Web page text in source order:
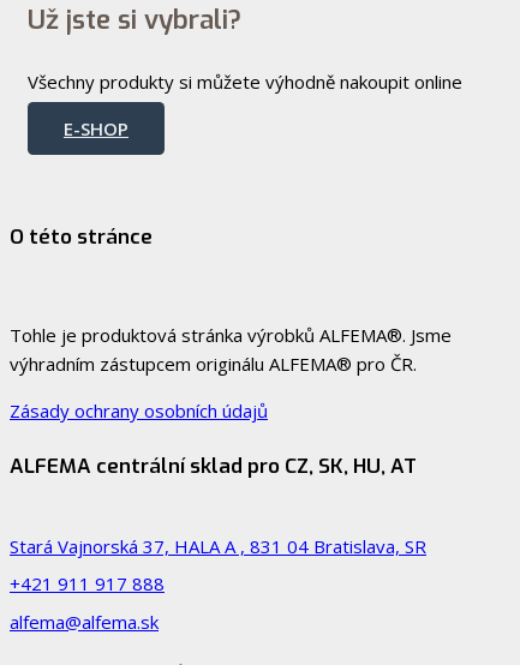
Už jste si vybrali?
Všechny produkty si můžete výhodně nakoupit online
E-SHOP
O této stránce
Tohle je produktová stránka výrobků ALFEMA®. Jsme
výhradním zástupcem originálu ALFEMA® pro ČR.
Zásady ochrany osobních údajů
ALFEMA centrální sklad pro CZ, SK, HU, AT
Stará Vajnorská 37, HALA A , 831 04 Bratislava, SR
+421 911 917 888
alfema@alfema.sk